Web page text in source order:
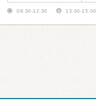
09:30-12:30 13:00-15:00